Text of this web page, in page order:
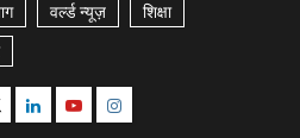
वर्ल्ड न्यूज़ शिक्षा
LinkedinYoutubeInstagram